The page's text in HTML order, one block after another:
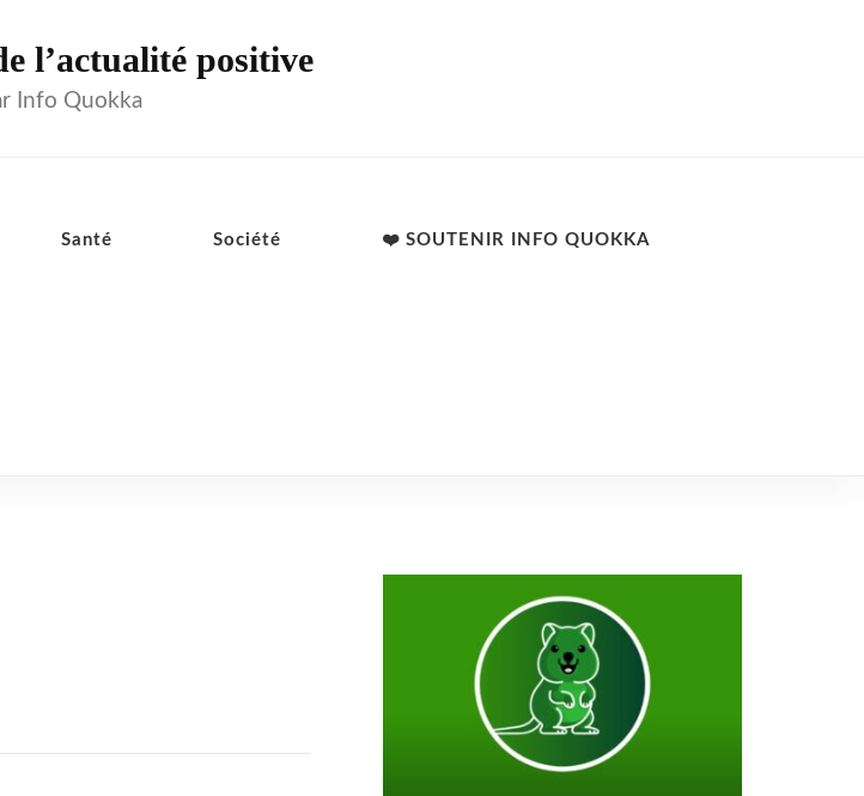
l’actualité positive
Info Quokka
Santé Société ❤️ SOUTENIR INFO QUOKKA